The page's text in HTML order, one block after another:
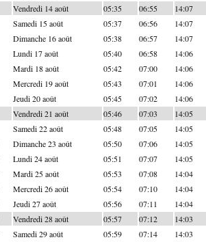
Vendredi 14 août 05:35 06:55 14:07
Samedi 15 août 05:37 06:56 14:07
Dimanche 16 août 05:38 06:57 14:07
Lundi 17 août 05:40 06:58 14:06
Mardi 18 août 05:42 07:00 14:06
Mercredi 19 août 05:43 07:01 14:06
Jeudi 20 août 05:45 07:02 14:06
Vendredi 21 août 05:46 07:03 14:05
Samedi 22 août 05:48 07:05 14:05
Dimanche 23 août 05:50 07:06 14:05
Lundi 24 août 05:51 07:07 14:05
Mardi 25 août 05:53 07:08 14:04
Mercredi 26 août 05:54 07:10 14:04
Jeudi 27 août 05:56 07:11 14:04
Vendredi 28 août 05:57 07:12 14:03
Samedi 29 août 05:59 07:14 14:03